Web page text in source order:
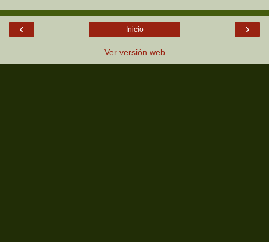
‹ ›
Inicio
Ver versión web